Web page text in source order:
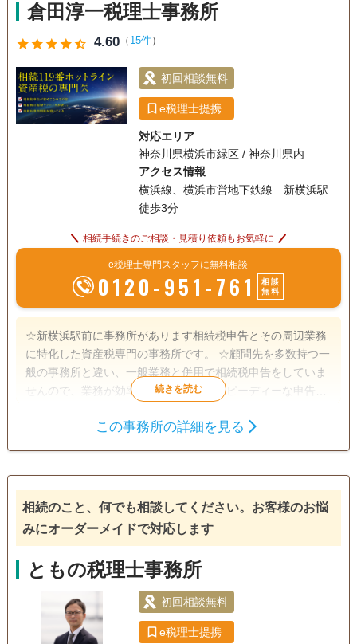
倉田淳一税理士事務所
starstarstarstarstar_half 4.60（ 15件）
初回相談無料
e税理士提携
対応エリア
神奈川県横浜市緑区 / 神奈川県内
アクセス情報
横浜線、横浜市営地下鉄線 新横浜駅
徒歩3分
相続手続きのご相談・見積り依頼もお気軽に
e税理士専門スタッフに無料相談
0120-951-761
相談
無料
☆新横浜駅前に事務所があります相続税申告とその周辺業務
に特化した資産税専門の事務所です。 ☆顧問先を多数持つ一
般の事務所と違い、一般業務と併用で相続税申告をしていま
せんので、業務が効率化されており、スピーディーな申告を
有しますので、土地評価の見立てだけでなく、金融・保険の
ます。 ☆税務調査対策に有効といわれている書面添付制度に
よる申告を行っていますし、複数の申告プランがありますの
で、ご要望に沿った申告ができます。 ☆令和5年には相鉄線
利になります。 ☆事務所設立の趣旨に鑑み相続人間での係争
案件はお取り扱いしていません。
生前贈与
戸籍収集 相続税対策 相続人調査
電話相談可 訪問可 土日相談可 初回相談無料
18時以降相談可 オンライン面談可
この事務所の詳細を見る
相続のこと、何でも相談してください。お客様のお悩
みにオーダーメイドで対応します
ともの税理士事務所
初回相談無料
e税理士提携